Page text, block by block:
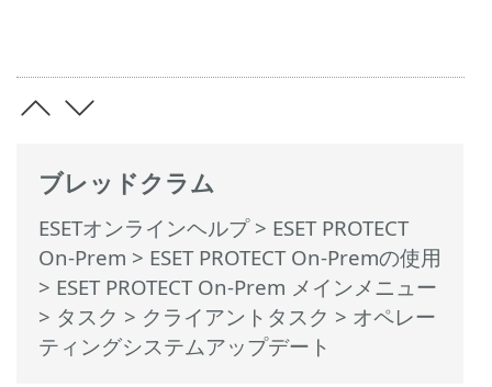
ブレッドクラム
ESETオンラインヘルプ> ESET PROTECT
On-Prem > ESET PROTECT On-Premの使用
> ESET PROTECT On-Prem メインメニュー
> タスク > クライアントタスク > オペレー
ティングシステムアップデート